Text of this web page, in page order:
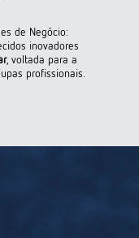
de Negócio:
inovadores
, voltada para a
profissionais.